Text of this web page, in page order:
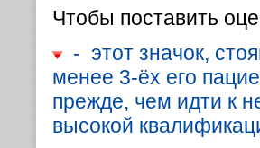
Чтобы поставить
- этот значок,
менее 3-ёх его
прежде, чем идти к
высокой